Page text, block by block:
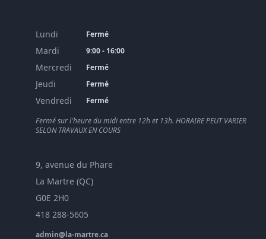
Lundi Fermé
Mardi 9:00 - 16:00
Mercredi Fermé
Jeudi Fermé
Vendredi
Fermé
Fermé sur l'heure du midi entre 12h et 13h. HORAIRE PEUT VARIER
SELON TRAVAUX EN COURS
9, avenue du Phare
La Martre (QC)
G0E 2H0
418 288-5605
admin@la-martre.ca